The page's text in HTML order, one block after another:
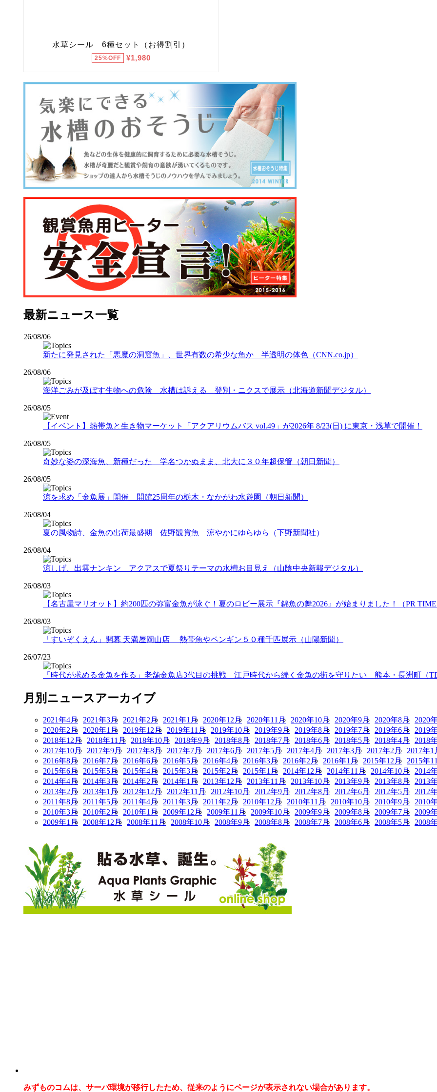
最新ニュース一覧
26/08/06
新たに発見された「悪魔の洞窟魚」、世界有数の希少な魚か 半透明の体色（CNN.co.jp）
26/08/06
海洋ごみが及ぼす生物への危険 水槽は訴える 登別・ニクスで展示（北海道新聞デジタル）
26/08/05
【イベント】熱帯魚と生き物マーケット「アクアリウムバス vol.49」が2026年 8/23(日) に東京・浅草で開催！
26/08/05
奇妙な姿の深海魚、新種だった 学名つかぬまま、北大に３０年超保管（朝日新聞）
26/08/05
涼を求め「金魚展」開催 開館25周年の栃木・なかがわ水遊園（朝日新聞）
26/08/04
夏の風物詩、金魚の出荷最盛期 佐野観賞魚 涼やかにゆらゆら（下野新聞社）
26/08/04
涼しげ、出雲ナンキン アクアスで夏祭りテーマの水槽お目見え（山陰中央新報デジタル）
26/08/03
【名古屋マリオット】約200匹の弥富金魚が泳ぐ！夏のロビー展示『錦魚の舞2026』が始まりました！（PR
26/08/03
「すいぞくえん」開幕 天満屋岡山店 熱帯魚やペンギン５０種千匹展示（山陽新聞）
26/07/23
「時代が求める金魚を作る」老舗金魚店3代目の挑戦 江戸時代から続く金魚の街を守りたい 熊本・長洲町（
月別ニュースアーカイブ
2021年4月 2021年3月 2021年2月 2021年1月 2020年12月 2020年11月 2020年10月 2020年9月 2020年8月 2020
2020年2月 2020年1月 2019年12月 2019年11月 2019年10月 2019年9月 2019年8月 2019年7月 2019年6月 2019
2018年12月 2018年11月 2018年10月 2018年9月 2018年8月 2018年7月 2018年6月 2018年5月 2018年4月 2018
2017年10月 2017年9月 2017年8月 2017年7月 2017年6月 2017年5月 2017年4月 2017年3月 2017年2月 2017年1
2016年8月 2016年7月 2016年6月 2016年5月 2016年4月 2016年3月 2016年2月 2016年1月 2015年12月 2015年
2015年6月 2015年5月 2015年4月 2015年3月 2015年2月 2015年1月 2014年12月 2014年11月 2014年10月 2014
2014年4月 2014年3月 2014年2月 2014年1月 2013年12月 2013年11月 2013年10月 2013年9月 2013年8月 2013
2013年2月 2013年1月 2012年12月 2012年11月 2012年10月 2012年9月 2012年8月 2012年6月 2012年5月 2012
2011年8月 2011年5月 2011年4月 2011年3月 2011年2月 2010年12月 2010年11月 2010年10月 2010年9月 2010
2010年3月 2010年2月 2010年1月 2009年12月 2009年11月 2009年10月 2009年9月 2009年8月 2009年7月 2009
2009年1月 2008年12月 2008年11月 2008年10月 2008年9月 2008年8月 2008年7月 2008年6月 2008年5月 2008
みずものコムは、サーバ環境が移行したため、従来のようにページが表示されない場合があります。